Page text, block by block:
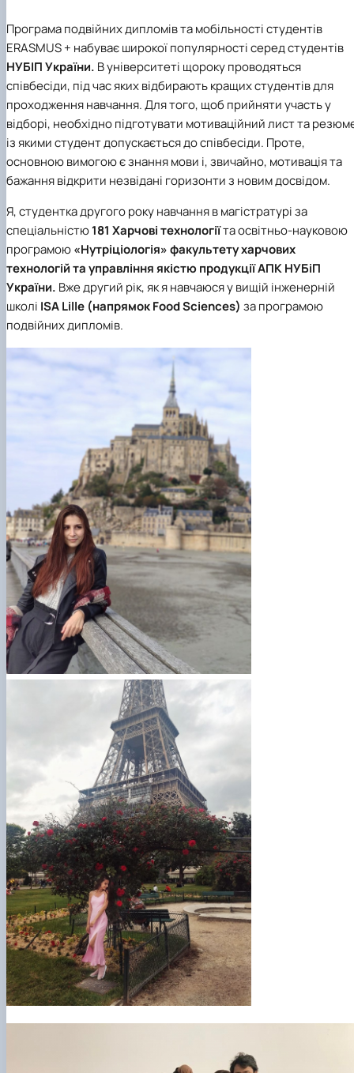
Програма подвійних дипломів та мобільності студентів
ERASMUS + набуває широкої популярності серед студентів
НУБІП України. В університеті щороку проводяться
співбесіди, під час яких відбирають кращих студентів для
проходження навчання. Для того, щоб прийняти участь у
відборі, необхідно підготувати мотиваційний лист та
із якими студент допускається до співбесіди. Проте,
основною вимогою є знання мови і, звичайно, мотивація та
бажання відкрити незвідані горизонти з новим досвідом.
Я, студентка другого року навчання в магістратурі за
спеціальністю181 Харчові технологіїта освітньо-науковою
програмою«Нутріціологія»факультету харчових
технологій та управління якістю продукції АПК НУБіП
України. Вже другий рік, як я навчаюся у вищій інженерній
школі ISA Lille (напрямок Food Sciences) за програмою
подвійних дипломів.